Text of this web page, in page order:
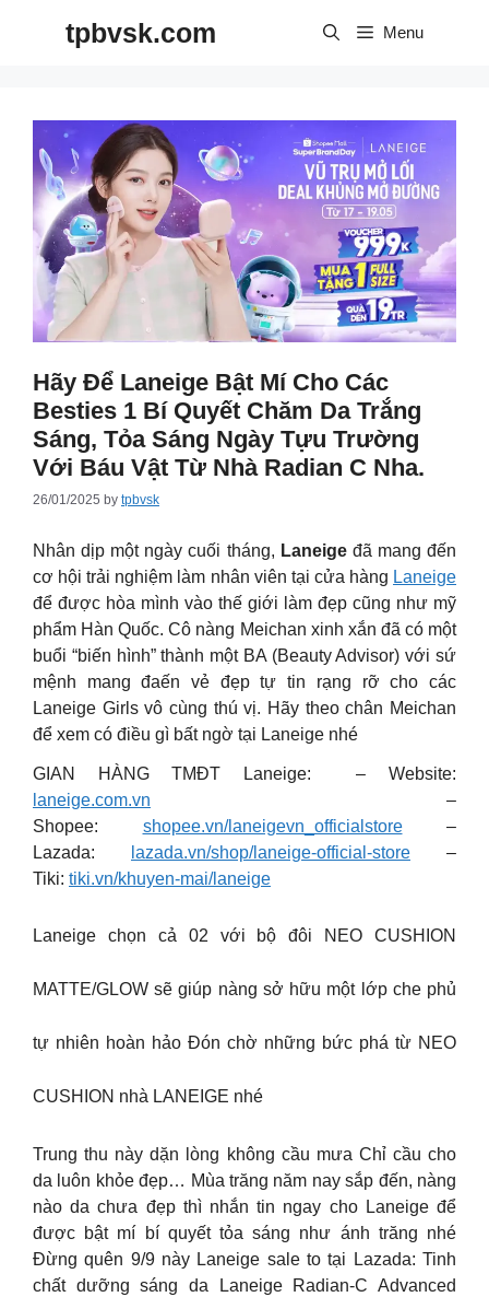
tpbvsk.com Menu
Hãy Để Laneige Bật Mí Cho Các
Besties 1 Bí Quyết Chăm Da Trắng
Sáng, Tỏa Sáng Ngày Tựu Trường
Với Báu Vật Từ Nhà Radian C Nha.
26/01/2025 by tpbvsk
Nhân dịp một ngày cuối tháng, Laneigeđã mang đến
cơ hội trải nghiệm làm nhân viên tại cửa hàng Laneige
để được hòa mình vào thế giới làm đẹp cũng như mỹ
phẩm Hàn Quốc. Cô nàng Meichan xinh xắn đã có một
buổi “biến hình” thành một BA (Beauty Advisor) với sứ
mệnh mang đaến vẻ đẹp tự tin rạng rỡ cho các
Laneige Girls vô cùng thú vị. Hãy theo chân Meichan
để xem có điều gì bất ngờ tại Laneige nhé
GIAN HÀNG TMĐT Laneige: – Website:
laneige.com.vn –
Shopee: shopee.vn/laneigevn_officialstore–
Lazada:
lazada.vn/shop/laneige-official-store –
Tiki: tiki.vn/khuyen-mai/laneige
Laneige chọn cả 02 với bộ đôi NEO CUSHION
MATTE/GLOW sẽ giúp nàng sở hữu một lớp che phủ
tự nhiên hoàn hảo Đón chờ những bức phá từ NEO
CUSHION nhà LANEIGE nhé
Trung thu này dặn lòng không cầu mưa Chỉ cầu cho
da luôn khỏe đẹp… Mùa trăng năm nay sắp đến, nàng
nào da chưa đẹp thì nhắn tin ngay cho Laneige để
được bật mí bí quyết tỏa sáng như ánh trăng nhé
Đừng quên 9/9 này Laneige sale to tại Lazada: Tinh
chất dưỡng sáng da Laneige Radian-C Advanced